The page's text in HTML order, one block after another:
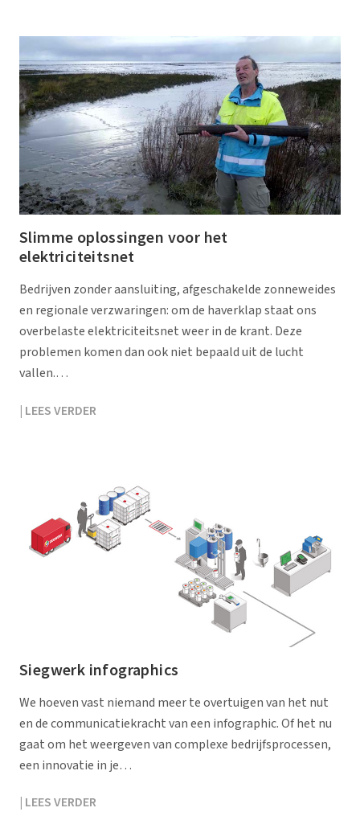
Slimme oplossingen voor het
elektriciteitsnet
Bedrijven zonder aansluiting, afgeschakelde zonneweides
en regionale verzwaringen: om de haverklap staat ons
overbelaste elektriciteitsnet weer in de krant. Deze
problemen komen dan ook niet bepaald uit de lucht
vallen.…
| LEES VERDER
Siegwerk infographics
We hoeven vast niemand meer te overtuigen van het nut
en de communicatiekracht van een infographic. Of het nu
gaat om het weergeven van complexe bedrijfsprocessen,
een innovatie in je…
| LEES VERDER